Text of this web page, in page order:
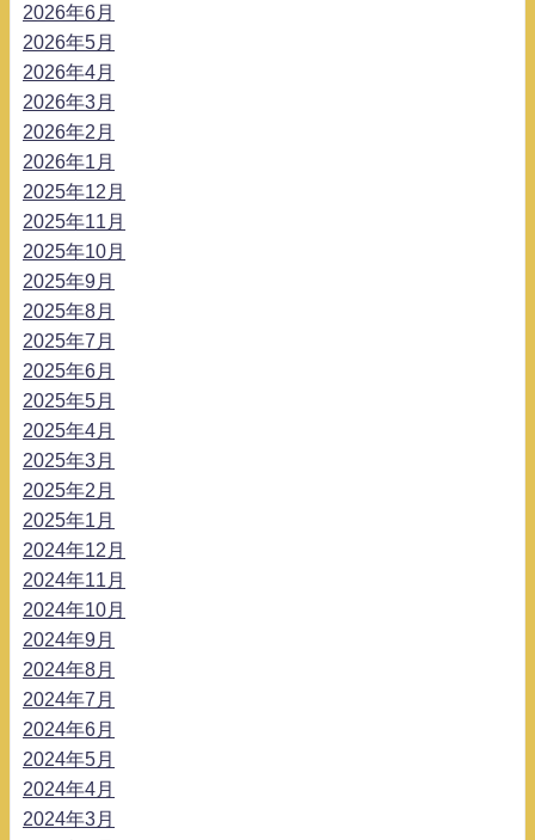
2026年6月
2026年5月
2026年4月
2026年3月
2026年2月
2026年1月
2025年12月
2025年11月
2025年10月
2025年9月
2025年8月
2025年7月
2025年6月
2025年5月
2025年4月
2025年3月
2025年2月
2025年1月
2024年12月
2024年11月
2024年10月
2024年9月
2024年8月
2024年7月
2024年6月
2024年5月
2024年4月
2024年3月